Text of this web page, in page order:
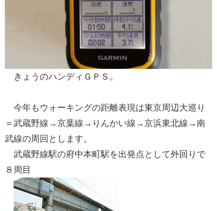
きょうのハンディＧＰＳ。
今年もウォーキングの距離表現は東京周辺大巡り
＝武蔵野線→京葉線→りんかい線→京浜東北線→南
武線の周回とします。
武蔵野線駅の府中本町駅を出発点として外回りで
８周目